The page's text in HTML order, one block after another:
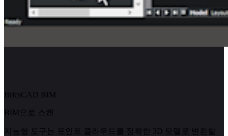
BricsCAD BIM
BIM으로 스캔
지능형 도구는 포인트 클라우드를 정확한 3D 모델로 변환할